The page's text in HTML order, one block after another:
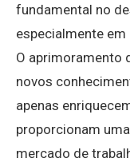
fundamental no
especialmente
O aprimoramento
novos
apenas
proporcionam
mercado de